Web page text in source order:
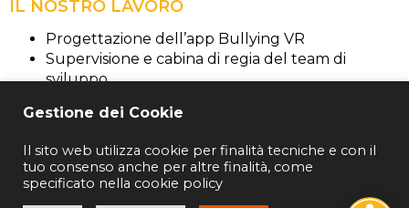
IL NOSTRO LAVORO
Progettazione dell’app Bullying VR
Supervisione e cabina di regia del team di
sviluppo
MB Digital Innovation Sagl
Via Favre, 3 - CH - 6830 Chiasso.
Gestione dei Cookie
Il sito web utilizza cookie per finalità tecniche e con il
tuo consenso anche per altre finalità, come
specificato nella cookie policy